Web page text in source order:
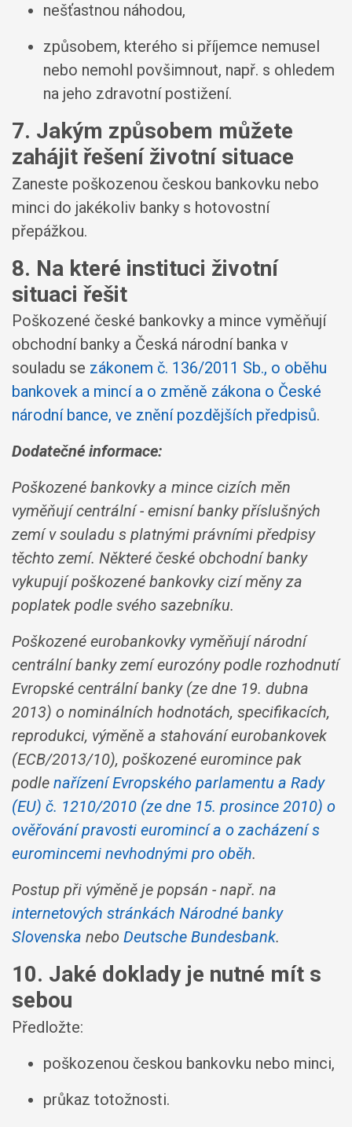
nešťastnou náhodou,
způsobem, kterého si příjemce nemusel
nebo nemohl povšimnout, např. s ohledem
na jeho zdravotní postižení.
7. Jakým způsobem můžete
zahájit řešení životní situace
Zaneste poškozenou českou bankovku nebo
minci do jakékoliv banky s hotovostní
přepážkou.
8. Na které instituci životní
situaci řešit
Poškozené české bankovky a mince vyměňují
obchodní banky a Česká národní banka v
souladu se zákonem č. 136/2011 Sb., o oběhu
bankovek a mincí a o změně zákona o České
národní bance, ve znění pozdějších předpisů.
Dodatečné informace:
Poškozené bankovky a mince cizích měn
vyměňují centrální - emisní banky příslušných
zemí v souladu s platnými právními předpisy
těchto zemí. Některé české obchodní banky
vykupují poškozené bankovky cizí měny za
poplatek podle svého sazebníku.
Poškozené eurobankovky vyměňují národní
centrální banky zemí eurozóny podle rozhodnutí
Evropské centrální banky (ze dne 19. dubna
2013) o nominálních hodnotách, specifikacích,
reprodukci, výměně a stahování eurobankovek
(ECB/2013/10), poškozené euromince pak
podle nařízení Evropského parlamentu a Rady
(EU) č. 1210/2010 (ze dne 15. prosince 2010) o
ověřování pravosti euromincí a o zacházení s
euromincemi nevhodnými pro oběh.
Postup při výměně je popsán - např. na
internetových stránkách Národné banky
Slovenska nebo Deutsche Bundesbank.
10. Jaké doklady je nutné mít s
sebou
Předložte:
poškozenou českou bankovku nebo minci,
průkaz totožnosti.